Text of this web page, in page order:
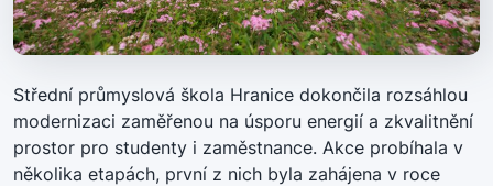
Střední průmyslová škola Hranice dokončila rozsáhlou
modernizaci zaměřenou na úsporu energií a zkvalitnění
prostor pro studenty i zaměstnance. Akce probíhala v
několika etapách, první z nich byla zahájena v roce